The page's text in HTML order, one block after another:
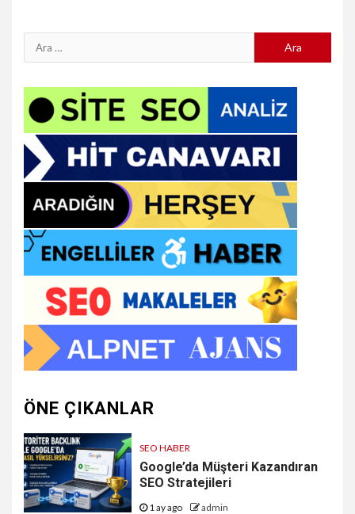
Arama:
ÖNE ÇIKANLAR
SEO HABER
Google’da Müşteri Kazandıran
SEO Stratejileri
1 ay ago admin